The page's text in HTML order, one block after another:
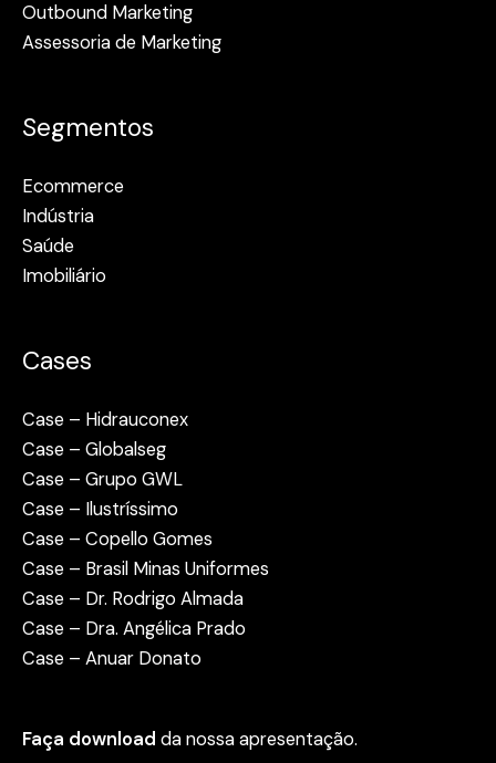
Outbound Marketing
Assessoria de Marketing
Segmentos
Ecommerce
Indústria
Saúde
Imobiliário
Cases
Case – Hidrauconex
Case – Globalseg
Case – Grupo GWL
Case – Ilustríssimo
Case – Copello Gomes
Case – Brasil Minas Uniformes
Case – Dr. Rodrigo Almada
Case – Dra. Angélica Prado
Case – Anuar Donato
Faça download da nossa apresentação.